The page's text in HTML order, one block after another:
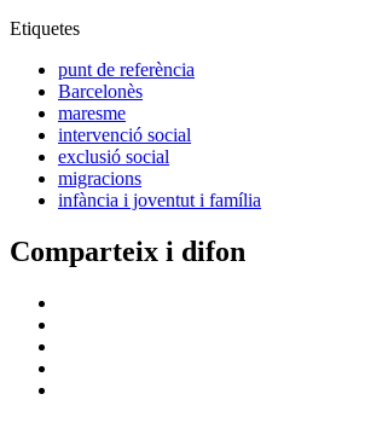
Etiquetes
punt de referència
Barcelonès
maresme
intervenció social
exclusió social
migracions
infància i joventut i família
Comparteix i difon